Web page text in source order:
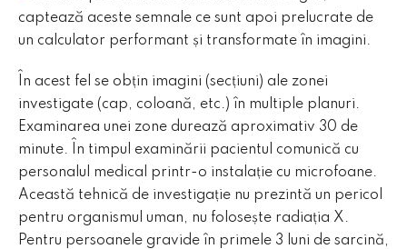
captează aceste semnale ce sunt apoi prelucrate de
un calculator performant și transformate în imagini.
În acest fel se obțin imagini (secțiuni) ale zonei
investigate (cap, coloană, etc.) în multiple planuri.
Examinarea unei zone durează aproximativ 30 de
minute. În timpul examinării pacientul comunică cu
personalul medical printr-o instalație cu microfoane.
Această tehnică de investigație nu prezintă un pericol
pentru organismul uman, nu folosește radiația X.
Pentru persoanele gravide în primele 3 luni de sarcină,